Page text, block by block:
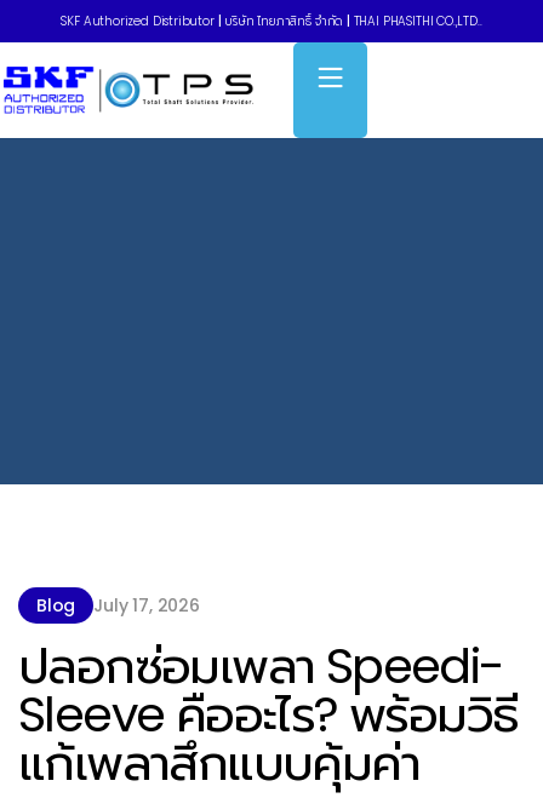
SKF Authorized Distributor บริษัท ไทยภาสิทธิ์ จำกัด THAI PHASITHI CO.,LTD..
Home » Blog »
ปลอกซ่อมเพลา Speedi-Sleeve คืออะไร? พร้อมวิธีแก้
เพลาสึกแบบคุ้มค่า
Blog July 17, 2026
ปลอกซ่อมเพลา Speedi-
Sleeve คืออะไร? พร้อมวิธี
แก้เพลาสึกแบบคุ้มค่า